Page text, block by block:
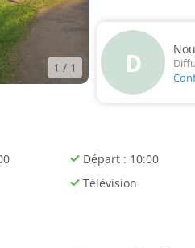
1 / 1 D
Départ : 10:00
Télévision